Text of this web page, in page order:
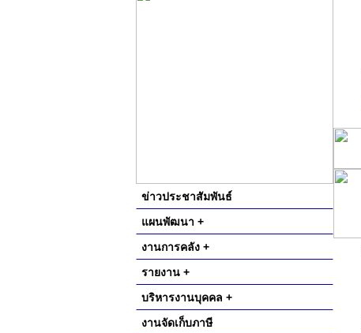
ข่าวประชาสัมพันธ์
แผนพัฒนา +
งานการคลัง +
รายงาน +
บริหารงานบุคคล +
งานจัดเก็บภาษี